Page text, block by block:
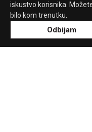
iskustvo korisnika.
bilo kom trenutku.
Odbijam